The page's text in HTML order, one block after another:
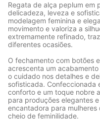
Regata de alça peplum em
delicadeza, leveza e
modelagem feminina e
movimento e valoriza a
extremamente refinado,
diferentes ocasiões.
O fechamento com botões
acrescenta um
o cuidado nos detalhes e
sofisticada. Confeccionada
conforto e um toque nobre
para produções elegantes
encantadora para
cheio de feminilidade.